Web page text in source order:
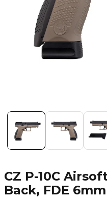
CZ P-10C
Back, FDE